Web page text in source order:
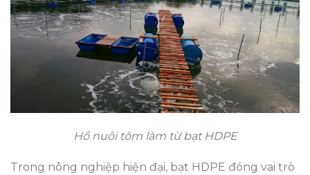
Hồ nuôi tôm làm từ bạt HDPE
Trong nông nghiệp hiện đại, bạt HDPE đóng vai trò